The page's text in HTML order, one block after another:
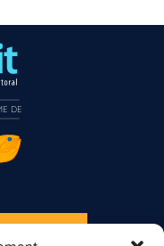
à Biolit ?